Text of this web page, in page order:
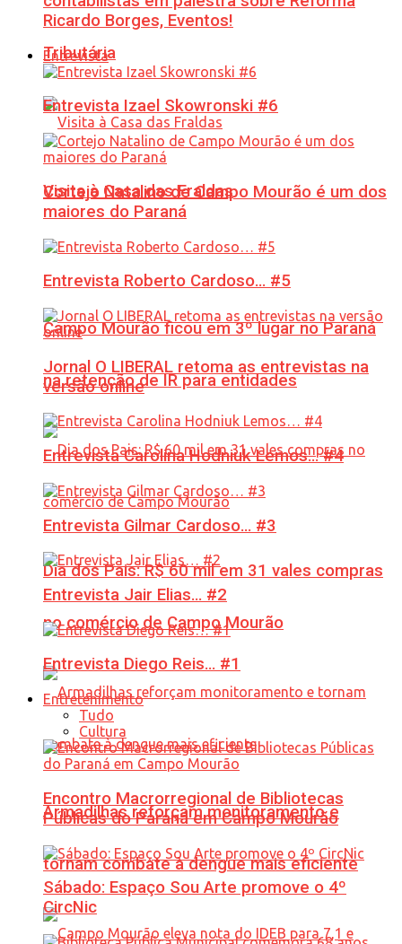
Tributária
Visita à Casa das Fraldas
Campo Mourão ficou em 3º lugar no Paraná
na retenção de IR para entidades
Dia dos Pais: R$ 60 mil em 31 vales compras
no comércio de Campo Mourão
Armadilhas reforçam monitoramento e
tornam combate à dengue mais eficiente
Ricardo Borges, Eventos!
Entrevista
Entrevista Izael Skowronski #6
Cortejo Natalino de Campo Mourão é um dos
maiores do Paraná
Entrevista Roberto Cardoso… #5
Jornal O LIBERAL retoma as entrevistas na
versão online
Entrevista Carolina Hodniuk Lemos… #4
Entrevista Gilmar Cardoso… #3
Entrevista Jair Elias… #2
Entrevista Diego Reis… #1
Entretenimento
Tudo
Cultura
Encontro Macrorregional de Bibliotecas
Públicas do Paraná em Campo Mourão
Sábado: Espaço Sou Arte promove o 4º
CircNic